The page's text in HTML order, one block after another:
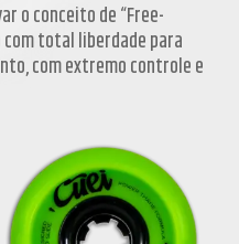
o conceito de “Free-
com total liberdade para
com extremo controle e